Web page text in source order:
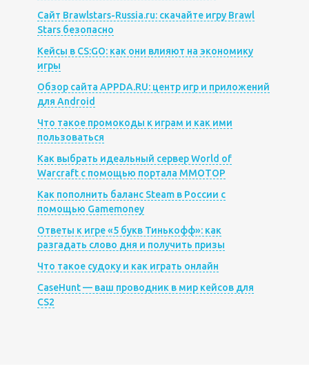
Сайт Brawlstars-Russia.ru: скачайте игру Brawl
Stars безопасно
Кейсы в CS:GO: как они влияют на экономику
игры
Обзор сайта APPDA.RU: центр игр и приложений
для Android
Что такое промокоды к играм и как ими
пользоваться
Как выбрать идеальный сервер World of
Warcraft с помощью портала MMOTOP
Как пополнить баланс Steam в России с
помощью Gamemoney
Ответы к игре «5 букв Тинькофф»: как
разгадать слово дня и получить призы
Что такое судоку и как играть онлайн
CaseHunt — ваш проводник в мир кейсов для
CS2